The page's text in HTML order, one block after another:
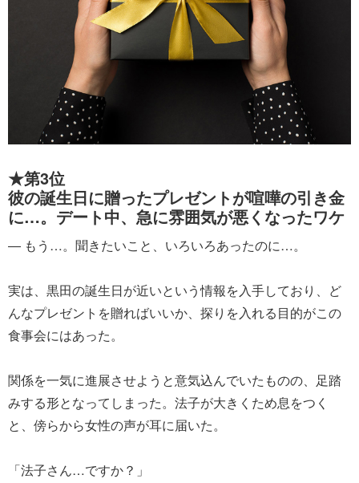
★第3位
彼の誕生日に贈ったプレゼントが喧嘩の引き金
に…。デート中、急に雰囲気が悪くなったワケ
― もう…。聞きたいこと、いろいろあったのに…。
実は、黒田の誕生日が近いという情報を入手しており、ど
んなプレゼントを贈ればいいか、探りを入れる目的がこの
食事会にはあった。
関係を一気に進展させようと意気込んでいたものの、足踏
みする形となってしまった。法子が大きくため息をつく
と、傍らから女性の声が耳に届いた。
「法子さん…ですか？」